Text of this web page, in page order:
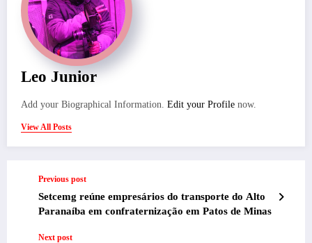
Leo Junior
Add your Biographical Information. Edit your Profile now.
View All Posts
Previous post
Setcemg reúne empresários do transporte do Alto
Paranaíba em confraternização em Patos de Minas
Next post